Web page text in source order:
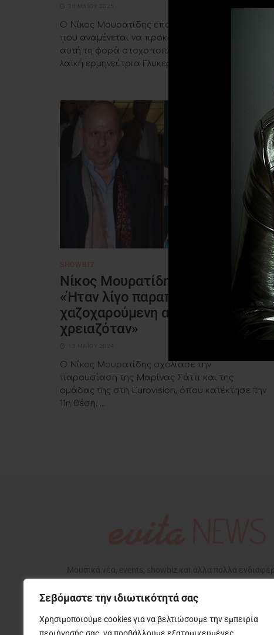
Σεβόμαστε την ιδιωτικότητά σας
Χρησιμοποιούμε cookies για να βελτιώσουμε την εμπειρία
Ο Νίκος Μουρατίδης επανέρχεται με δηλώσεις
που αναμένεται να προκαλέσουν αντιδράσεις,
αυτή τη φορά στοχοποιώντας τη σπουδαία
λαϊκή ερμηνεύτρια Γλυκερία. ...
Νίκος Μουρατίδης για Σάττη:
«Ήταν λίγο παραπάνω
χαζοχαρούμενη από όσο
χρειαζόταν»
Ο Νίκος Μουρατίδης σχολίασε την
παρουσίαση της Μαρίνας Σάττι και της
ομάδας της στη Eurovision, όπου κατέκτησε την
11η θέση. ...
Μουσικά νέα, events, showbiz και άλλα πολλά
που αφορούν την ζωή μας, με την υπογραφή της Εβίτα